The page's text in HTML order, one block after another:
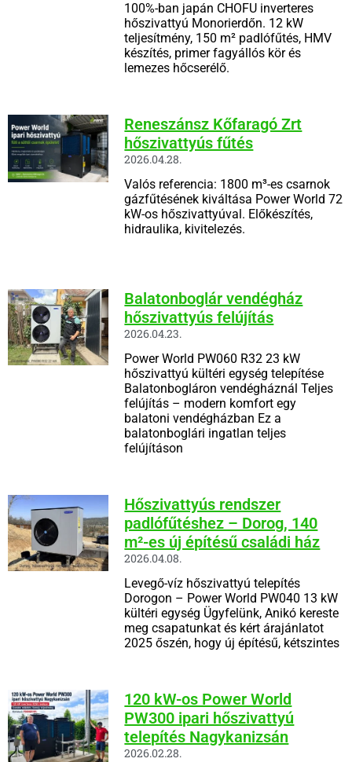
100%-ban japán CHOFU inverteres
hőszivattyú Monorierdőn. 12 kW
teljesítmény, 150 m² padlófűtés, HMV
készítés, primer fagyállós kör és
lemezes hőcserélő.
Reneszánsz Kőfaragó Zrt
hőszivattyús fűtés
2026.04.28.
Valós referencia: 1800 m³-es csarnok
gázfűtésének kiváltása Power World 72
kW-os hőszivattyúval. Előkészítés,
hidraulika, kivitelezés.
Balatonboglár vendégház
hőszivattyús felújítás
2026.04.23.
Power World PW060 R32 23 kW
hőszivattyú kültéri egység telepítése
Balatonbogláron vendégháznál Teljes
felújítás – modern komfort egy
balatoni vendégházban Ez a
balatonboglári ingatlan teljes
felújításon
Hőszivattyús rendszer
padlófűtéshez – Dorog, 140
m²-es új építésű családi ház
2026.04.08.
Levegő-víz hőszivattyú telepítés
Dorogon – Power World PW040 13 kW
kültéri egység Ügyfelünk, Anikó kereste
meg csapatunkat és kért árajánlatot
2025 őszén, hogy új építésű, kétszintes
120 kW-os Power World
PW300 ipari hőszivattyú
telepítés Nagykanizsán
2026.02.28.